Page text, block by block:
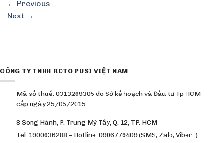
← Previous
Next →
CÔNG TY TNHH ROTO PUSI VIỆT NAM
Mã số thuế: 0313269305 do Sở kế hoạch và Đầu tư Tp HCM
cấp ngày 25/05/2015
8 Song Hành, P. Trung Mỹ Tây, Q. 12, TP. HCM
Tel: 1900636288 – Hotline: 0906779409 (SMS, Zalo, Viber…)